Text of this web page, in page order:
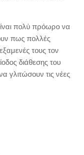
πολύ πρόωρο να
πως πολλές
τους τον
διάθεσης του
γλιτώσουν τις νέες